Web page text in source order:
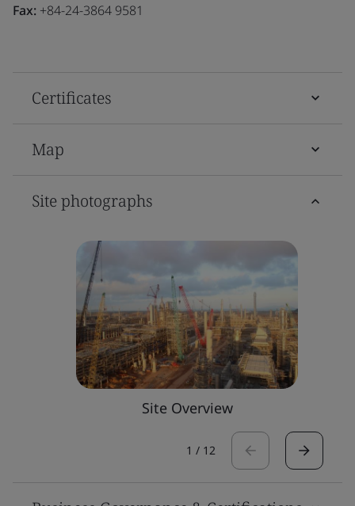
Fax: +84-24-3864 9581
Certificates
Map
Site photographs
Site Overview
1 / 12